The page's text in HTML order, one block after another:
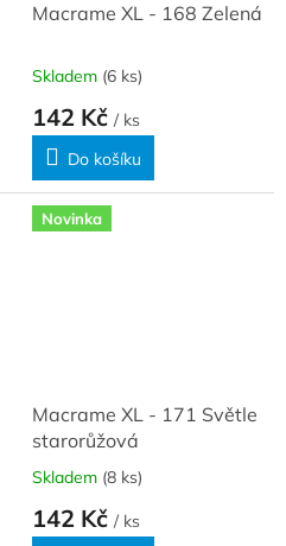
Macrame XL - 168 Zelená
Skladem (6 ks)
142 Kč / ks
Do košíku
Novinka
Macrame XL - 171 Světle
starorůžová
Skladem (8 ks)
142 Kč / ks